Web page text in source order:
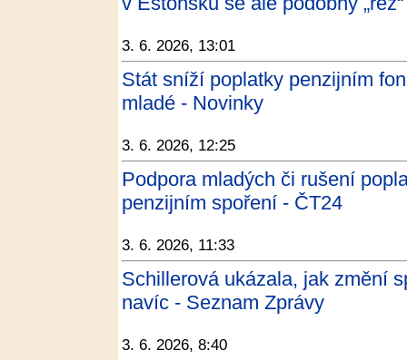
3. 6. 2026, 13:01
Stát sníží poplatky penzijním
mladé - Novinky
3. 6. 2026, 12:25
Podpora mladých či rušení
penzijním spoření - ČT24
3. 6. 2026, 11:33
Schillerová ukázala, jak změní
navíc - Seznam Zprávy
3. 6. 2026, 8:40